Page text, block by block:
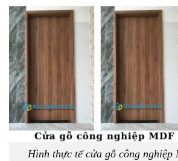
Hình thực tế cửa gỗ công nghiệp